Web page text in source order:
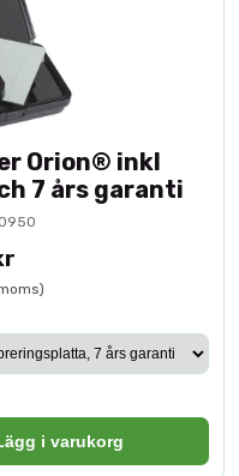
Orion® inkl
7 års garanti
i varukorg